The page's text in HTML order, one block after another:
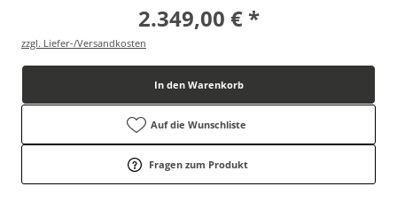
2.349,00 € *
zzgl. Liefer-/Versandkosten
In den Warenkorb
Auf die Wunschliste
Fragen zum Produkt